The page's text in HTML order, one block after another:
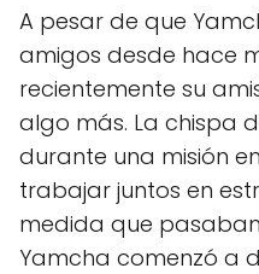
A pesar de que
amigos desde hace
recientemente su
algo más. La chispa
durante una misión
trabajar juntos en
medida que
Yamcha comenzó a